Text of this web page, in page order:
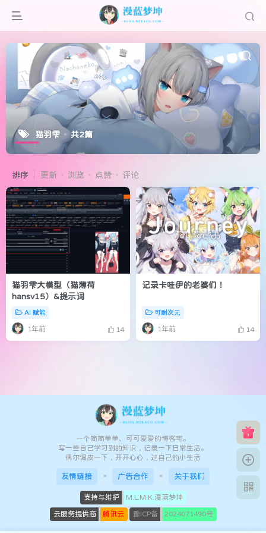
猫羽雫 共2篇
排序 更新 浏览 点赞 评论
猫羽雫大模型（猫薄荷
hansv15）&提示词
AI 赋能
1年前 14
记录卡哇伊的老婆们！
可耐次元
1年前 14
一个简简单单、可可爱爱的博客宅。
写一些自己学习到的知识，记录一下日常生活。
偶尔调皮一下，开开心心，过自己的小生活
友情链接 广告合作 关于我们
支持与维护 M.L.M.K.漫蓝梦坤
云服务提供商 腾讯云 豫ICP备 2024071490号